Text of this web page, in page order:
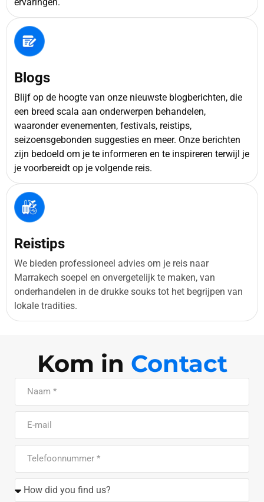
Blogs
Blijf op de hoogte van onze nieuwste blogberichten, die
een breed scala aan onderwerpen behandelen,
waaronder evenementen, festivals, reistips,
seizoensgebonden suggesties en meer. Onze berichten
zijn bedoeld om je te informeren en te inspireren terwijl je
je voorbereidt op je volgende reis.
Reistips
We bieden professioneel advies om je reis naar
Marrakech soepel en onvergetelijk te maken, van
onderhandelen in de drukke souks tot het begrijpen van
lokale tradities.
Kom in Contact